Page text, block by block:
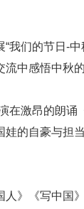
们的节日-中
中感悟中秋的
激昂的朗诵
的自豪与担当
》《写中国》